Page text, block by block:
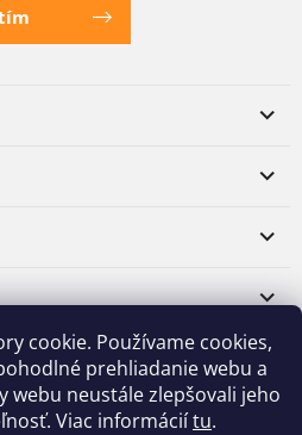
cookie. Používame cookies,
prehliadanie webu a
webu neustále zlepšovali jeho
Viac informáciítu.